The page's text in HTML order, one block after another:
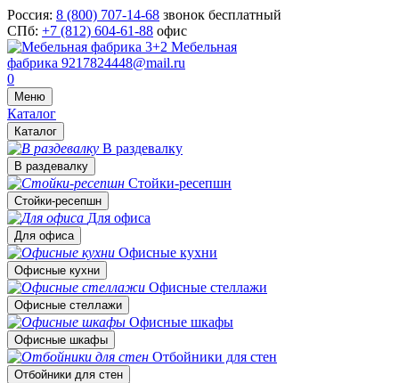
Россия: 8 (800) 707-14-68 звонок бесплатный
СПб: +7 (812) 604-61-88 офис
Мебельная
фабрика 9217824448@mail.ru
0
Меню
Каталог
Каталог
В раздевалку
В раздевалку
Стойки-ресепшн
Стойки-ресепшн
Для офиса
Для офиса
Офисные кухни
Офисные кухни
Офисные стеллажи
Офисные стеллажи
Офисные шкафы
Офисные шкафы
Отбойники для стен
Отбойники для стен